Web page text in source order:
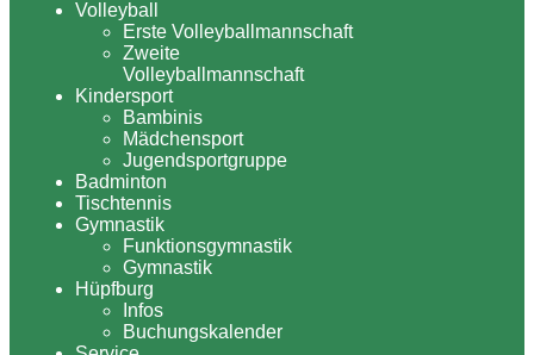
Volleyball
Erste Volleyballmannschaft
Zweite
Volleyballmannschaft
Kindersport
Bambinis
Mädchensport
Jugendsportgruppe
Badminton
Tischtennis
Gymnastik
Funktionsgymnastik
Gymnastik
Hüpfburg
Infos
Buchungskalender